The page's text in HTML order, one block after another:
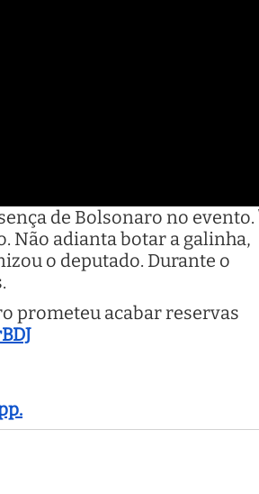
de Bolsonaro no evento.
Não adianta botar a galinha,
o deputado. Durante o
prometeu acabar reservas